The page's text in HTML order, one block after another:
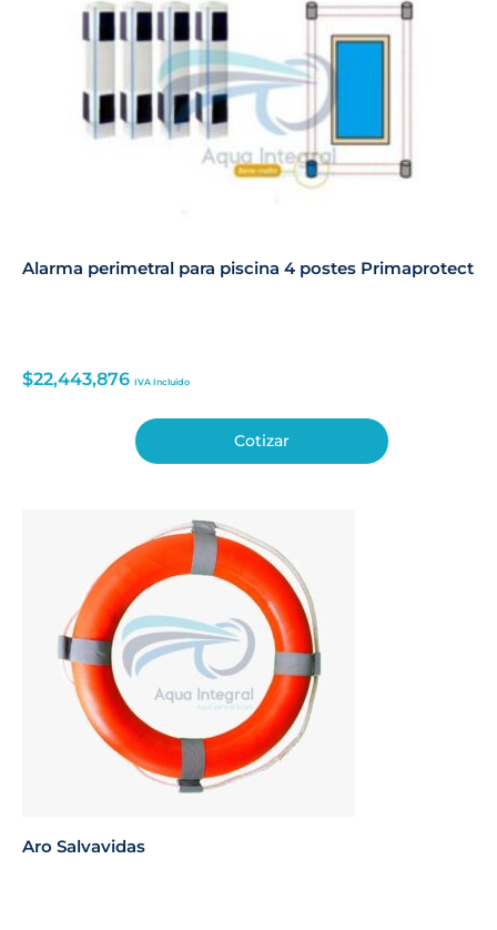
Alarma perimetral para piscina 4 postes Primaprotect
$22,443,876 IVA Incluido
Cotizar
Aro Salvavidas